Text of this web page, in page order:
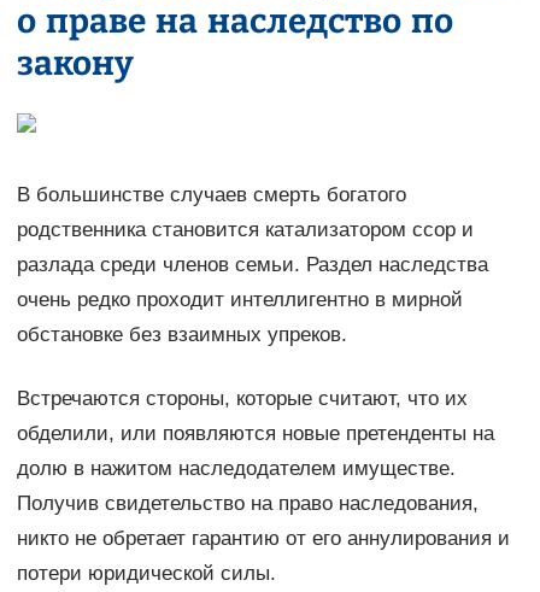
о праве на наследство по
закону
В большинстве случаев смерть богатого
родственника становится катализатором ссор и
разлада среди членов семьи. Раздел наследства
очень редко проходит интеллигентно в мирной
обстановке без взаимных упреков.
Встречаются стороны, которые считают, что их
обделили, или появляются новые претенденты на
долю в нажитом наследодателем имуществе.
Получив свидетельство на право наследования,
никто не обретает гарантию от его аннулирования и
потери юридической силы.